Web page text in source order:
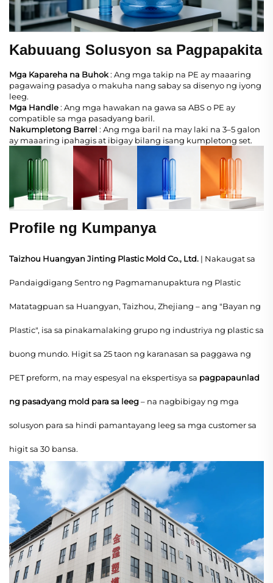
Kabuuang Solusyon sa Pagpapakita
Mga Kapareha na Buhok: Ang mga takip na PE ay maaaring
pagawaing pasadya o makuha nang sabay sa disenyo ng iyong
leeg.
Mga Handle: Ang mga hawakan na gawa sa ABS o PE ay
compatible sa mga pasadyang baril.
Nakumpletong Barrel : Ang mga baril na may laki na 3–5 galon
ay maaaring ipahagis at ibigay bilang isang kumpletong set.
Profile ng Kumpanya
Taizhou Huangyan Jinting Plastic Mold Co., Ltd. | Nakaugat sa
Pandaigdigang Sentro ng Pagmamanupaktura ng Plastic
Matatagpuan sa Huangyan, Taizhou, Zhejiang – ang "Bayan ng
Plastic", isa sa pinakamalaking grupo ng industriya ng plastic sa
buong mundo. Higit sa 25 taon ng karanasan sa paggawa ng
PET preform, na may espesyal na ekspertisya sa pagpapaunlad
ng pasadyang mold para sa leeg– na nagbibigay ng mga
solusyon para sa hindi pamantayang leeg sa mga customer sa
higit sa 30 bansa.